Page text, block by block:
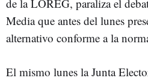
de la LOREG, paraliza el
Media que antes del lunes
alternativo conforme a la
El mismo lunes la Junta